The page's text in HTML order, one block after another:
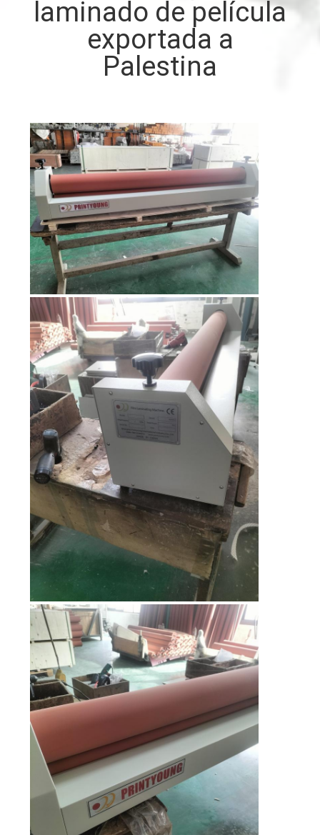
CALIDAD
ÉNTRENOS
CONTACTO
CON
PIDA
UNA
CITA
MAPA
DEL
SITIO
PRIVACY
POLICY
laminado de película
exportada a
Palestina